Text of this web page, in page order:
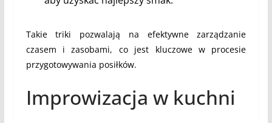
Takie triki pozwalają na efektywne zarządzanie
czasem i zasobami, co jest kluczowe w procesie
przygotowywania posiłków.
Improwizacja w kuchni